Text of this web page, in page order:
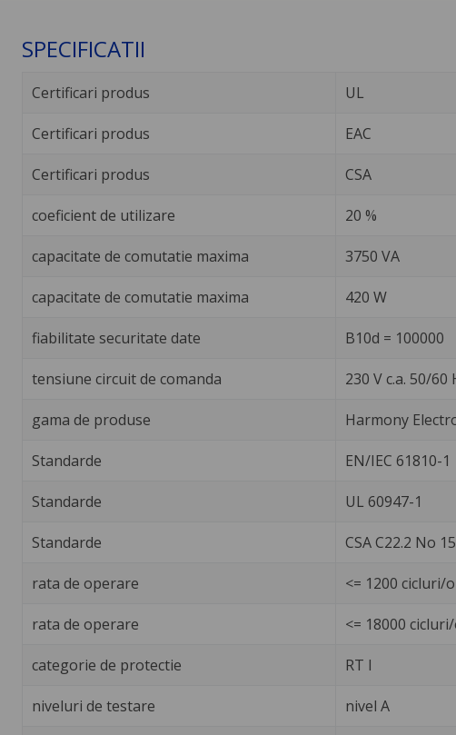
SPECIFICATII
Certificari produs UL
Certificari produs EAC
Certificari produs CSA
coeficient de utilizare 20 %
capacitate de comutatie maxima 3750 VA
capacitate de comutatie maxima 420 W
fiabilitate securitate date B10d = 100000
tensiune circuit de comanda 230 V c.a. 50/60
gama de produse Harmony
Standarde EN/IEC 61810-1
Standarde UL 60947-1
Standarde CSA C22.2 No 15
rata de operare <= 1200 cicluri/
rata de operare <= 18000
categorie de protectie RT I
niveluri de testare nivel A